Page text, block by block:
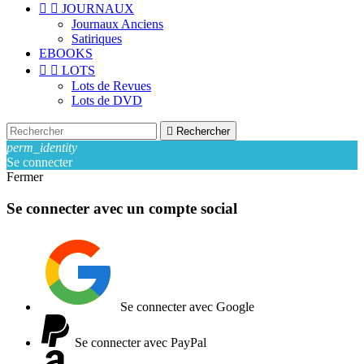
  JOURNAUX
Journaux Anciens
Satiriques
EBOOKS
  LOTS
Lots de Revues
Lots de DVD
 Rechercher
perm_identity
Se connecter
Fermer
Se connecter avec un compte social
Se connecter avec Google
Se connecter avec PayPal